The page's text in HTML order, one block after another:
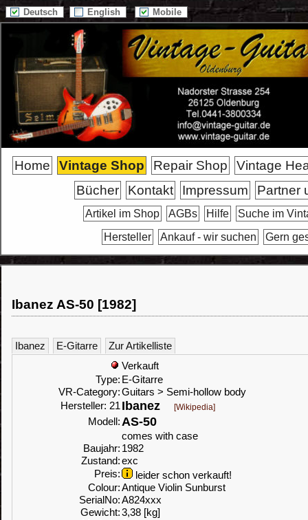
Deutsch English Mobile
Home Vintage Shop Repair Shop
Vintage
Bücher
Kontakt Impressum Partner
Artikel im Shop AGBs Hilfe
Suche im
Hersteller
Ankauf - wir suchen Gern
Ibanez AS-50 [1982]
Ibanez E-Gitarre
Zur Artikelliste
Verkauft
Type: E-Gitarre
VR-Category:Guitars > Semi-hollow body
Hersteller: 21 Ibanez [Wikipedia]
Modell:AS-50
comes with case
Baujahr: 1982
Zustand:exc
Preis:
leider schon verkauft!
Colour:Antique Violin Sunburst
SerialNo:A824xxx
Gewicht:3,38 [kg]